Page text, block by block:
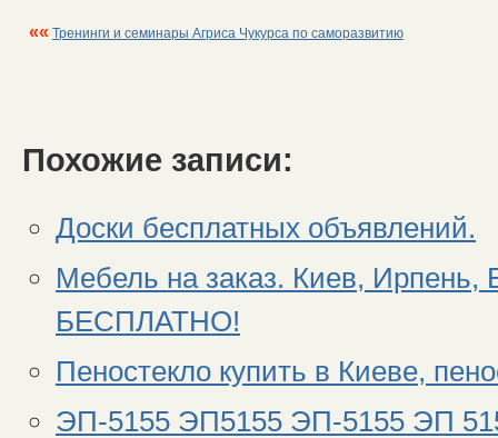
«« Тренинги и семинары Агриса Чукурса по саморазвитию
Похожие записи:
Доски бесплатных объявлений.
Мебель на заказ. Киев,
БЕСПЛАТНО!
Пеностекло купить в Киеве,
ЭП-5155 ЭП5155 ЭП-5155 ЭП